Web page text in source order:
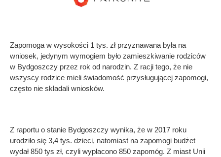
Zapomoga w wysokości 1 tys. zł przyznawana była na
wniosek, jedynym wymogiem było zamieszkiwanie rodziców
w Bydgoszczy przez rok od narodzin. Z racji tego, że nie
wszyscy rodzice mieli świadomość przysługującej zapomogi,
często nie składali wniosków.
Z raportu o stanie Bydgoszczy wynika, że w 2017 roku
urodziło się 3,4 tys. dzieci, natomiast na zapomogi budżet
wydał 850 tys zł, czyli wypłacono 850 zapomóg. Z miast Unii